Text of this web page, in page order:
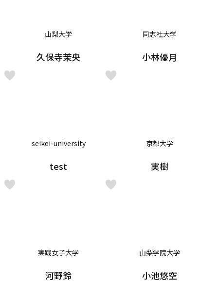
山梨大学
久保寺茉央
同志社大学
小林優月
seikei-university
test
京都大学
実樹
実践女子大学
河野鈴
山梨学院大学
小池悠空